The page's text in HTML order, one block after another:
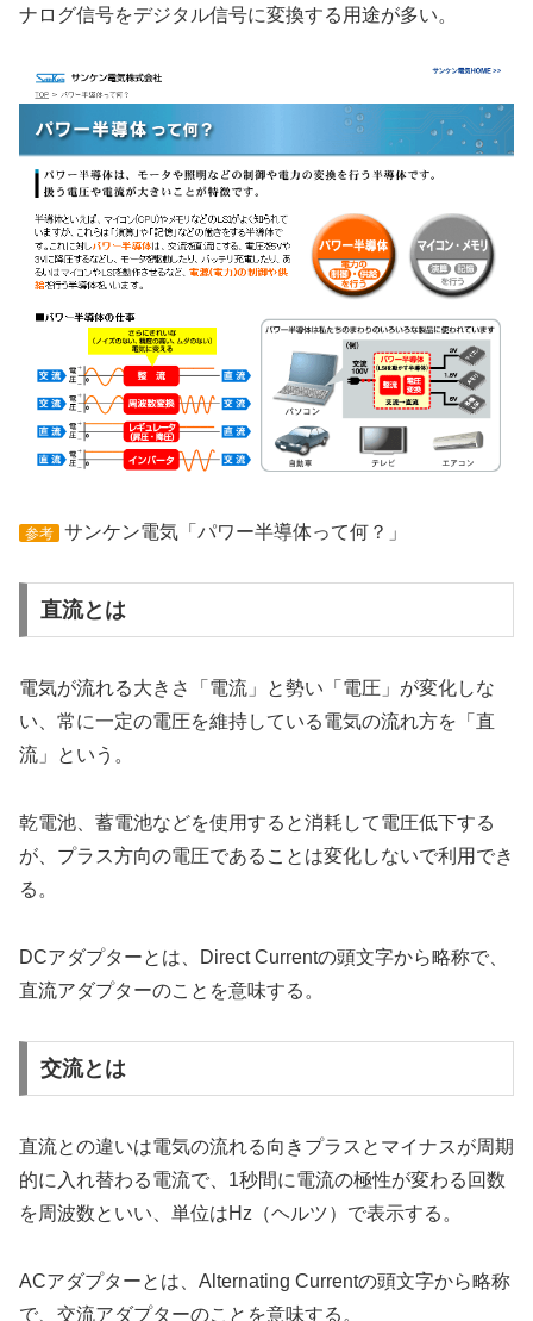
ナログ信号をデジタル信号に変換する用途が多い。
参考 サンケン電気「パワー半導体って何？」
直流とは
電気が流れる大きさ「電流」と勢い「電圧」が変化しな
い、常に一定の電圧を維持している電気の流れ方を「直
流」という。
乾電池、蓄電池などを使用すると消耗して電圧低下する
が、プラス方向の電圧であることは変化しないで利用でき
る。
DCアダプターとは、Direct Currentの頭文字から略称で、
直流アダプターのことを意味する。
交流とは
直流との違いは電気の流れる向きプラスとマイナスが周期
的に入れ替わる電流で、1秒間に電流の極性が変わる回数
を周波数といい、単位はHz（ヘルツ）で表示する。
ACアダプターとは、Alternating Currentの頭文字から略称
で、交流アダプターのことを意味する。